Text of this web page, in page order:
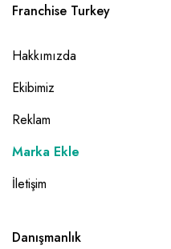
Franchise Turkey
Hakkımızda
Ekibimiz
Reklam
Marka Ekle
İletişim
Danışmanlık